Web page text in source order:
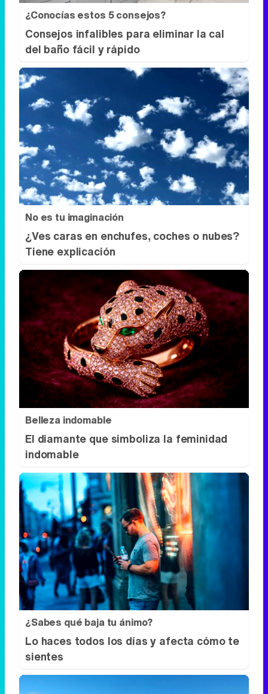
¿Conocías estos 5 consejos?
Consejos infalibles para eliminar la cal
del baño fácil y rápido
No es tu imaginación
¿Ves caras en enchufes, coches o nubes?
Tiene explicación
Belleza indomable
El diamante que simboliza la feminidad
indomable
¿Sabes qué baja tu ánimo?
Lo haces todos los días y afecta cómo te
sientes